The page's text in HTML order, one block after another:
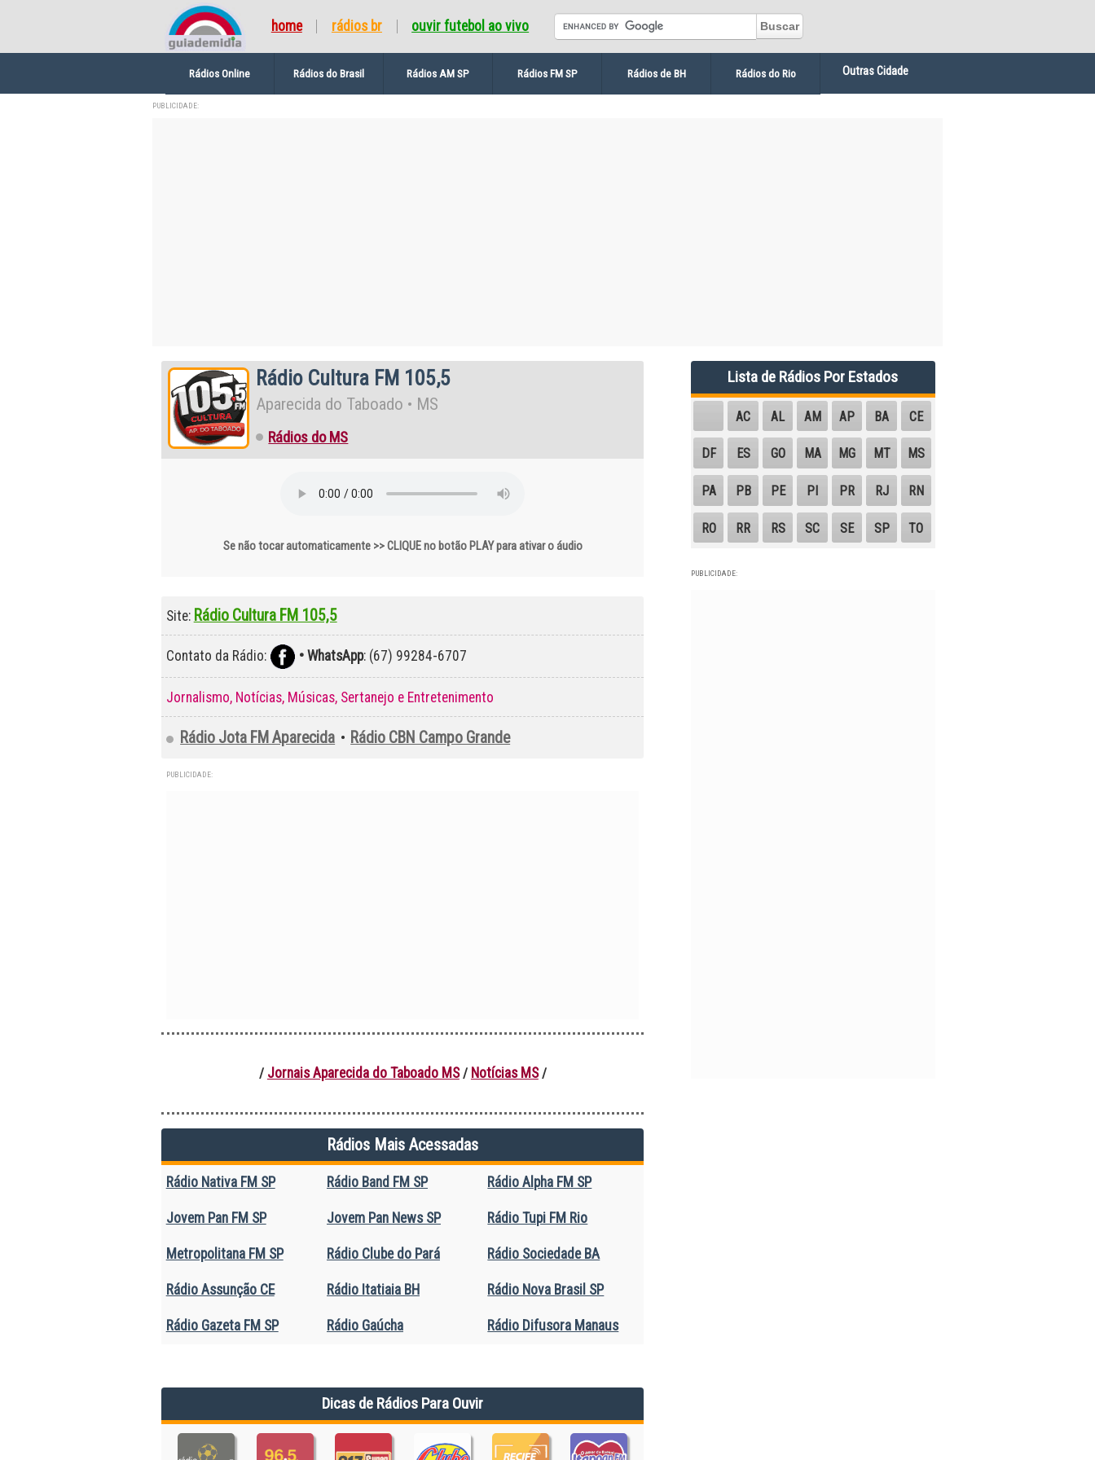
home rádios br ouvir futebol ao vivo
Rádios Online Rádios do Brasil Rádios AM SP Rádios FM SP Rádios de BH Rádios do Rio Outras Cidade
PUBLICIDADE:
Rádio Cultura FM 105,5
Aparecida do Taboado • MS
Rádios do MS
Se não tocar automaticamente >> CLIQUE no botão PLAY para ativar o áudio
Site: Rádio Cultura FM 105,5
Contato da Rádio: •WhatsApp: (67) 99284-6707
Jornalismo, Notícias, Músicas, Sertanejo e Entretenimento
Rádio Jota FM Aparecida • Rádio CBN Campo Grande
PUBLICIDADE:
/ Jornais Aparecida do Taboado MS/ Notícias MS/
Rádios Mais Acessadas
Rádio Nativa FM SP Rádio Band FM SP Rádio Alpha FM SP
Jovem Pan FM SP Jovem Pan News SP Rádio Tupi FM Rio
Metropolitana FM SP Rádio Clube do Pará Rádio Sociedade BA
Rádio Assunção CE Rádio Itatiaia BH Rádio Nova Brasil SP
Rádio Gazeta FM SP Rádio Gaúcha Rádio Difusora Manaus
Dicas de Rádios Para Ouvir
Lista de Rádios Por Estados
AC AL AM AP BA CE
DF ES GO MA MG MT MS
PA PB PE PI PR RJ RN
RO RR RS SC SE SP TO
PUBLICIDADE: